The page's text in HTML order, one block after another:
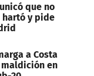
que no
hartó y pide
a Costa
maldición en